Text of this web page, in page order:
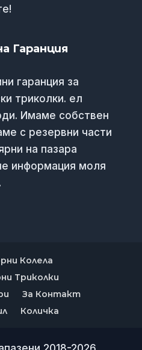
Гаранция
гаранция за
триколки. ел
Имаме собствен
с резервни части
на пазара
информация моля
Колела
Триколки
За Контакт
Количка